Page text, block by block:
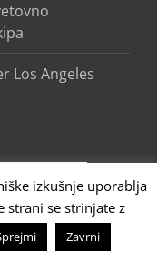
Los Angeles
izkušnje uporablja
strani se strinjate z
Zavrni